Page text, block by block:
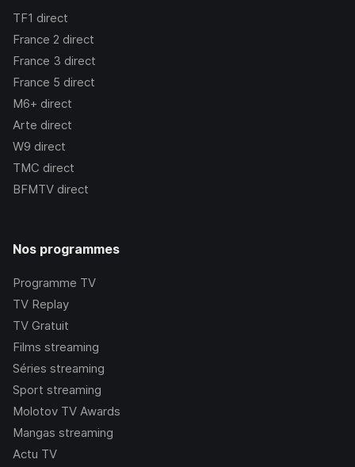
TF1 direct
France 2 direct
France 3 direct
France 5 direct
M6+ direct
Arte direct
W9 direct
TMC direct
BFMTV direct
Nos programmes
Programme TV
TV Replay
TV Gratuit
Films streaming
Séries streaming
Sport streaming
Molotov TV Awards
Mangas streaming
Actu TV